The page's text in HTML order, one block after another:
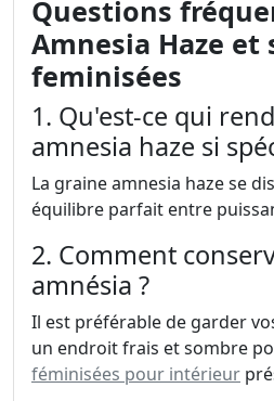
Questions
Amnesia Haze et
feminisées
1. Qu'est-ce qui
amnesia haze si
La graine amnesia haze se
équilibre parfait entre
2. Comment
amnésia ?
Il est préférable de garder
un endroit frais et sombre
féminisées pour intérieur